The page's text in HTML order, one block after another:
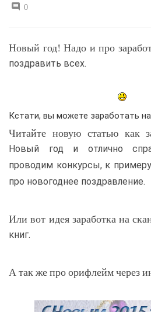
0
Новый год! Надо и про
поздравить всех.
Кстати, вы можете заработать
Читайте новую статью как
Новый год и отлично
проводим конкурсы, к
про новогоднее поздравление.
Или вот идея заработка на
книг.
А так же про орифлейм через